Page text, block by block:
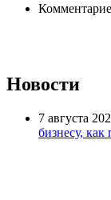
Новости
7 августа
бизнесу, как